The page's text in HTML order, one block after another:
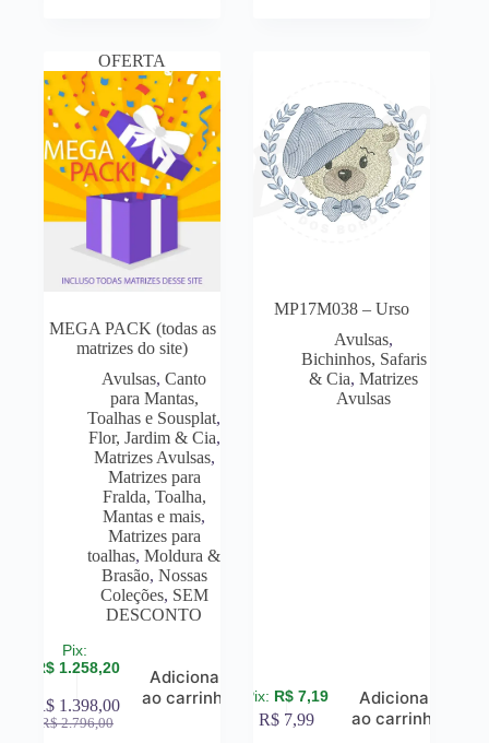
OFERTA
MEGA PACK (todas as
matrizes do site)
Avulsas,Canto
para Mantas,
Toalhas e Sousplat,
Flor, Jardim & Cia,
Matrizes Avulsas,
Matrizes para
Fralda, Toalha,
Mantas e mais,
Matrizes para
toalhas,Moldura &
Brasão, Nossas
Coleções, SEM
DESCONTO
R$1.258,20
R$2.796,00
R$ 1.398,00
Adicionar
ao carrinho
MP17M038 – Urso
Avulsas,
Bichinhos, Safaris
& Cia,Matrizes
Avulsas
R$ 7,19
R$ 7,99
Adicionar
ao carrinho